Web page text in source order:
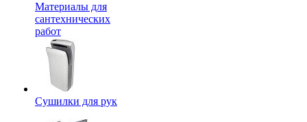
Материалы для
сантехнических
работ
Сушилки для рук